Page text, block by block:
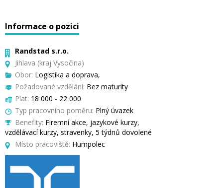
Informace o pozici
Randstad s.r.o.
Jihlava (kraj Vysočina)
Obor: Logistika a doprava,
Požadované vzdělání: Bez maturity
Plat: 18 000 - 22 000
Typ pracovního poměru: Plný úvazek
Benefity: Firemní akce, jazykové kurzy,
vzdělávací kurzy, stravenky, 5 týdnů dovolené
Místo pracoviště: Humpolec